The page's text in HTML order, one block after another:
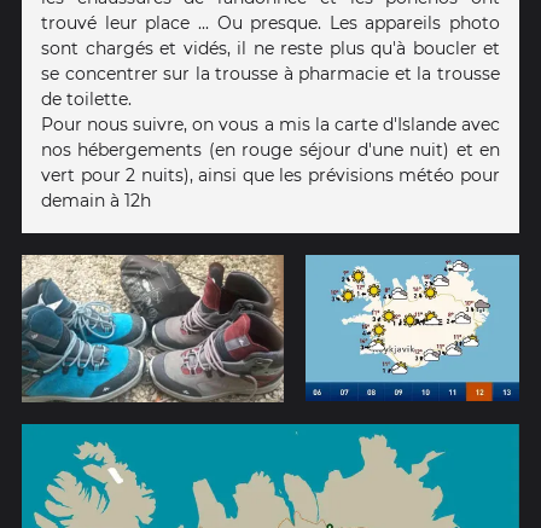
trouvé leur place ... Ou presque. Les appareils photo
sont chargés et vidés, il ne reste plus qu'à boucler et
se concentrer sur la trousse à pharmacie et la trousse
de toilette.
Pour nous suivre, on vous a mis la carte d'Islande avec
nos hébergements (en rouge séjour d'une nuit) et en
vert pour 2 nuits), ainsi que les prévisions météo pour
demain à 12h